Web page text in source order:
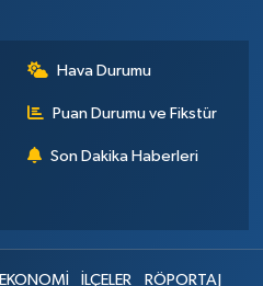
Hava Durumu
Puan Durumu ve Fikstür
Son Dakika Haberleri
EKONOMİ İLÇELER
RÖPORTAJ